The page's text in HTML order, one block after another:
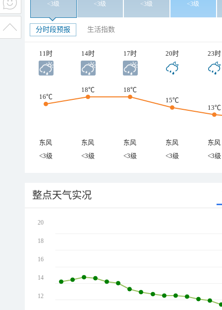
<3级 <3级 <3级 <3级
分时段预报 生活指数
11时 14时 17时 20时 23时
16℃
18℃
18℃
15℃
13℃
东风 东风 东风 东风
东风
<3级
<3级 <3级 <3级 <3级
整点天气实况
20
18
16
14
12